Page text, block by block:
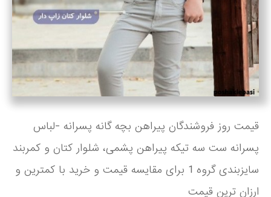
قیمت روز فروشندگان پیراهن بچه گانه پسرانه -لباس
پسرانه ست سه تیکه پیراهن پشمی، شلوار کتان و کمربند
سایزبندی گروه 1 برای مقایسه قیمت و خرید با کمترین و
ارزان ترین قیمت